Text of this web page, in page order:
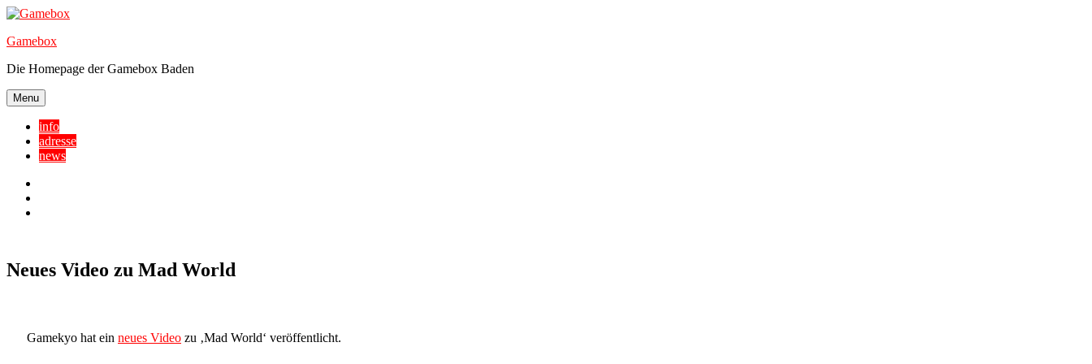
Skip
content
Gamebox
Die Homepage der Gamebox Baden
Menu
info
adresse
news
Neues Video zu Mad World
Gamekyo hat ein neues Video zu ‚Mad World‘ veröffentlicht.